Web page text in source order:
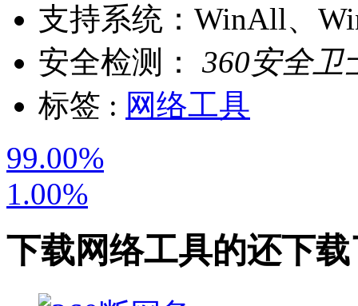
支持系统： WinAll、
安全检测：
360安全卫
标签 : 网络工具
99.00%
1.00%
下载网络工具的还下